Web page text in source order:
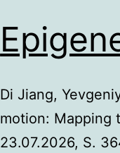
Di Jiang,
motion: Mapping
23.07.2026, S.